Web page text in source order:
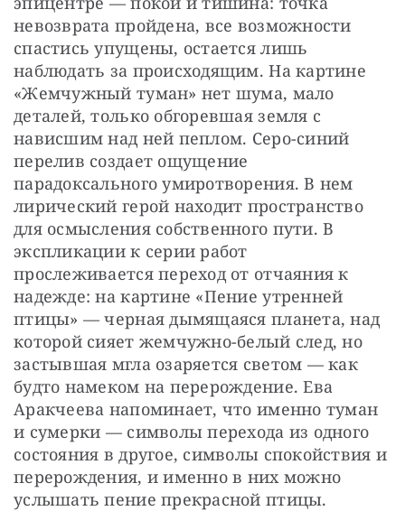
невозврата пройдена, все возможности
спастись упущены, остается лишь
наблюдать за происходящим. На картине
«Жемчужный туман» нет шума, мало
деталей, только обгоревшая земля с
нависшим над ней пеплом. Серо-синий
перелив создает ощущение
парадоксального умиротворения. В нем
лирический герой находит пространство
для осмысления собственного пути. В
экспликации к серии работ
прослеживается переход от отчаяния к
надежде: на картине «Пение утренней
птицы» — черная дымящаяся планета, над
которой сияет жемчужно-белый след, но
застывшая мгла озаряется светом — как
будто намеком на перерождение. Ева
Аракчеева напоминает, что именно туман
и сумерки — символы перехода из одного
состояния в другое, символы спокойствия и
перерождения, и именно в них можно
услышать пение прекрасной птицы.